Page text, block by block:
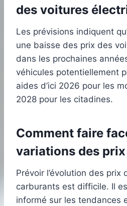
des voitures
Les prévisions indiquent
une baisse des prix des
dans les prochaines
véhicules potentiellement
aides d’ici 2026 pour les
2028 pour les citadines.
Comment faire
variations des prix
Prévoir l’évolution des prix
carburants est difficile. Il
informé sur les tendances